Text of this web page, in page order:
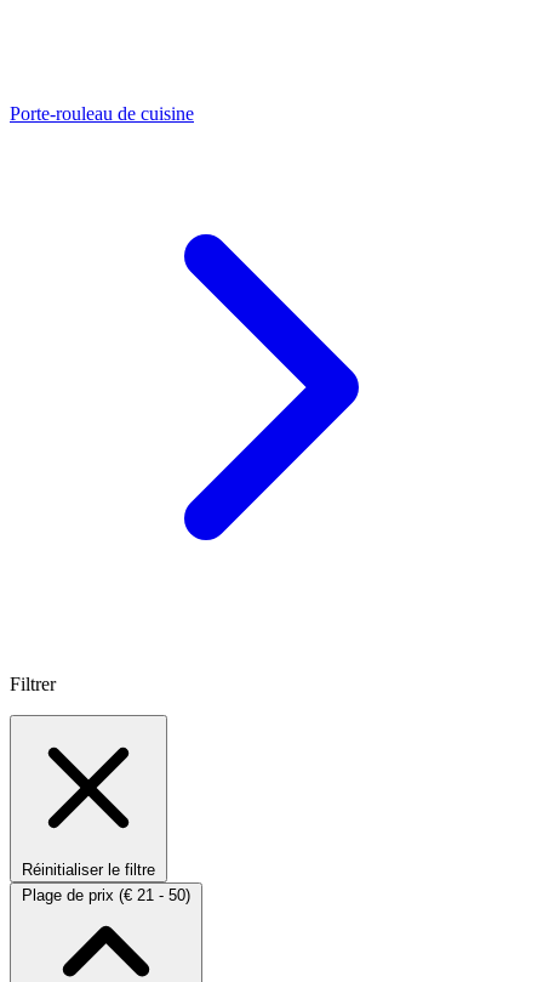
Porte-rouleau de cuisine
Filtrer
Réinitialiser le filtre
Plage de prix (€ 21 - 50)